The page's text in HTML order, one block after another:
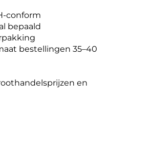
conform
bepaald
bestellingen 35–40
en